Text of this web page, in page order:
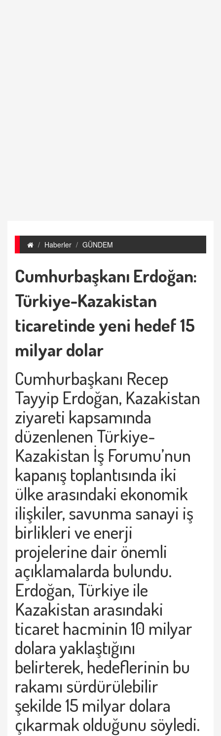
Haberler GÜNDEM
Cumhurbaşkanı Erdoğan:
Türkiye-Kazakistan
ticaretinde yeni hedef 15
milyar dolar
Cumhurbaşkanı Recep
Tayyip Erdoğan, Kazakistan
ziyareti kapsamında
düzenlenen Türkiye-
Kazakistan İş Forumu’nun
kapanış toplantısında iki
ülke arasındaki ekonomik
ilişkiler, savunma sanayi iş
birlikleri ve enerji
projelerine dair önemli
açıklamalarda bulundu.
Erdoğan, Türkiye ile
Kazakistan arasındaki
ticaret hacminin 10 milyar
dolara yaklaştığını
belirterek, hedeflerinin bu
rakamı sürdürülebilir
şekilde 15 milyar dolara
çıkarmak olduğunu söyledi.